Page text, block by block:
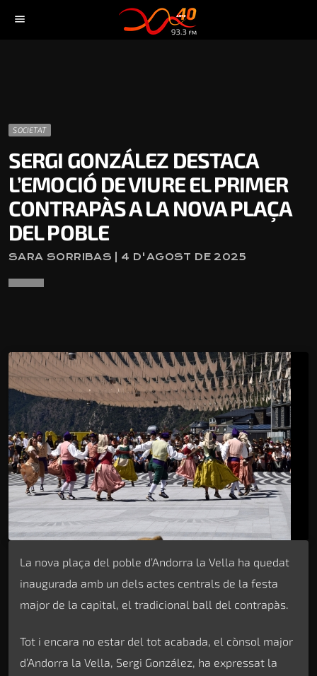
menu
SOCIETAT
SERGI GONZÁLEZ DESTACA
L’EMOCIÓ DE VIURE EL PRIMER
CONTRAPÀS A LA NOVA PLAÇA
DEL POBLE
SARA SORRIBAS | 4 D'AGOST DE 2025
La nova plaça del poble d’Andorra la Vella ha quedat
inaugurada amb un dels actes centrals de la festa
major de la capital, el tradicional ball del contrapàs.
Tot i encara no estar del tot acabada, el cònsol major
d’Andorra la Vella, Sergi González, ha expressat la